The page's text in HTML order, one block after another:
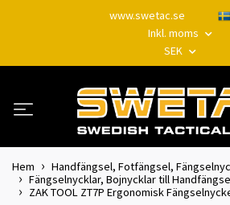
www.swetac.se
Inkl. moms
SEK
Hem
Handfängsel, Fotfängsel,
Fängselnycklar, Bojnycklar till
ZAK TOOL ZT7P Ergonomisk